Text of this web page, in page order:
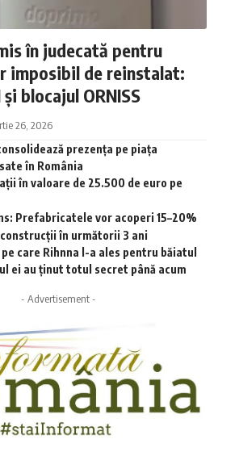
în judecată pentru
imposibil de reinstalat:
și blocajul ORNISS
26, 2026
prezența pe piața
în România
în valoare de 25.500 de euro pe
Prefabricatele vor acoperi 15–20%
în următorii 3 ani
care Rihnna l-a ales pentru băiatul
ei au ținut totul secret până acum
- Advertisement -